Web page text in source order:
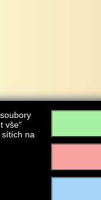
IRSI s.r.o., IČO: 28304845, se
vše“
na